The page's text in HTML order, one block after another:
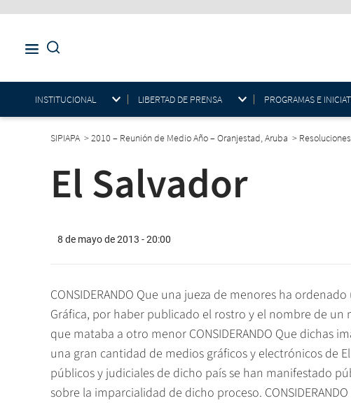
INSTITUCIONAL LIBERTAD DE PRENSA PROGRAMAS E
SIPIAPA >2010 – Reunión de Medio Año – Oranjestad, Aruba > Resoluciones
El Salvador
8 de mayo de 2013 - 20:00
CONSIDERANDO Que una jueza de menores ha
Gráfica, por haber publicado el rostro y el nombre de
que mataba a otro menor CONSIDERANDO Que dichas
una gran cantidad de medios gráficos y electrónicos de
públicos y judiciales de dicho país se han manifestado
sobre la imparcialidad de dicho proceso.